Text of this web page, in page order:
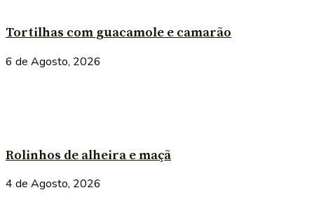
Tortilhas com guacamole e camarão
6 de Agosto, 2026
Rolinhos de alheira e maçã
4 de Agosto, 2026